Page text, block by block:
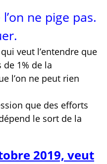
ne pige pas.
veut l’entendre que
1% de la
l’on ne peut rien
que des efforts
le sort de la
2019, veut